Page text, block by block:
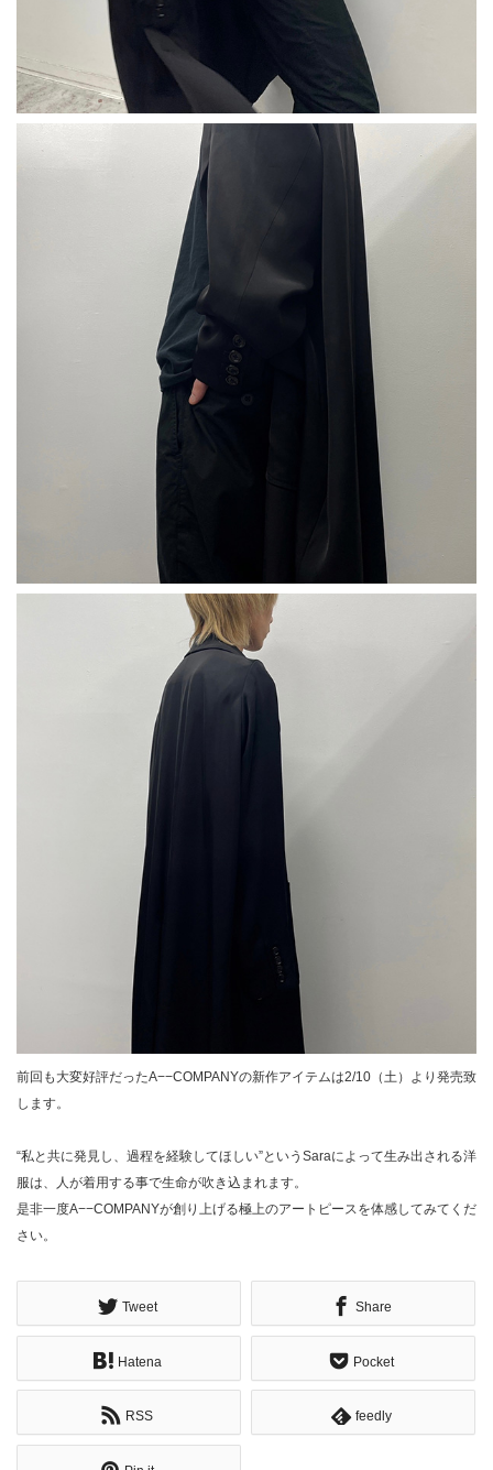
前回も大変好評だったA−−COMPANYの新作アイテムは2/10（土）より発売致
します。
“私と共に発見し、過程を経験してほしい”というSaraによって生み出される洋
服は、人が着用する事で生命が吹き込まれます。
是非一度A−−COMPANYが創り上げる極上のアートピースを体感してみてくだ
さい。
Tweet Share
Hatena Pocket
RSS feedly